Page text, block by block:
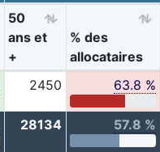
50
ans et
+
% des
allocataires
2450 63.8 %
28134 57.8 %